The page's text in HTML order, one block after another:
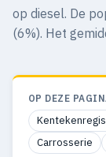
op diesel. De
(6%). Het
OP DEZE
Carrosserie